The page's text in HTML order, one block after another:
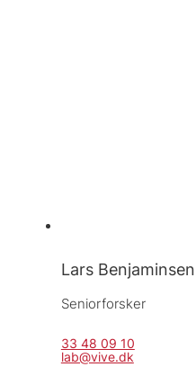
Lars Benjaminsen
Seniorforsker
33 48 09 10
lab@vive.dk